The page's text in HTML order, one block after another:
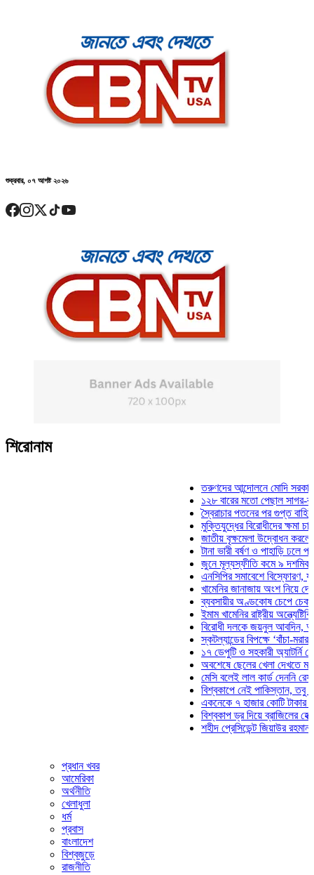
শুক্রবার, ০৭ আগষ্ট ২০২৬
শিরোনাম
তরুণদের আন্দোলনে মোদি সরকার
১২৮ বারের মতো পেছাল সাগর-রুনি
স্বৈরাচার পতনের পর গুপ্ত বাহিনীর
মুক্তিযুদ্ধের বিরোধীদের ক্ষমা চাইতে
জাতীয় বৃক্ষমেলা উদ্বোধন করলেন
টানা ভারী বর্ষণ ও পাহাড়ি ঢলে
জুনে মূল্যস্ফীতি কমে ৯ দশমিক ১৬
এনসিপির সমাবেশে বিস্ফোরণ,
খামেনির জানাজায় অংশ নিয়ে দেশে
ব্যবসায়ীর অণ্ডকোষ চেপে চেক-
ইমাম খামেনির রাষ্ট্রীয়
বিরোধী দলকে জয়নুল আবদিন,
স্কটল্যান্ডের বিপক্ষে ‘বাঁচা-মরার
১৭ ডেপুটি ও সহকারী অ্যাটর্নি
অবশেষে ছেলের খেলা দেখতে মাঠে
মেসি বলেই লাল কার্ড দেননি রেফারি!
বিশ্বকাপে নেই পাকিস্তান, তবু
একনেকে ৭ হাজার কোটি টাকার ৫
বিশ্বকাপ ড্র দিয়ে ব্রাজিলের হেক্সা
শহীদ প্রেসিডেন্ট জিয়াউর রহমান
প্রধান খবর
আমেরিকা
অর্থনীতি
খেলাধুলা
ধর্ম
প্রবাস
বাংলাদেশ
বিশ্বজুড়ে
রাজনীতি